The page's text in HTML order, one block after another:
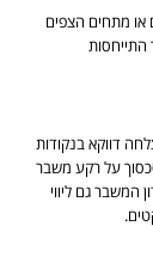
או מתחים הצפים
התייחסות
דווקא בנקודות
על רקע משבר
המשבר גם ליווי